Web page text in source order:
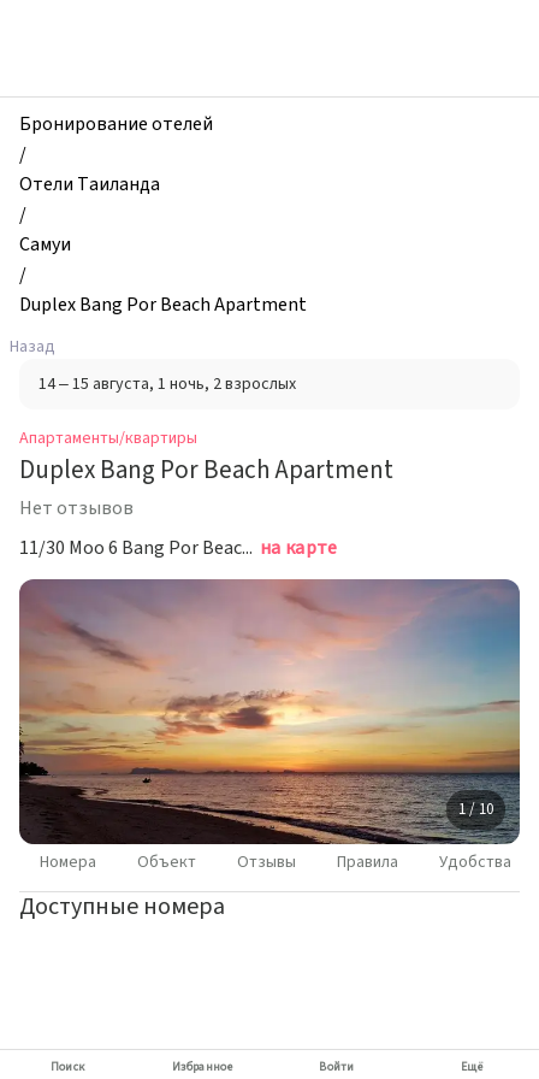
и
квартиры,
Duplex
Bang
Por
Beach
Apartment,
Самуи,
Таиланд
Бронирование отелей
/
Отели Таиланда
/
Самуи
/
Duplex Bang Por Beach Apartment
Назад
14 – 15 августа, 1 ночь, 2 взрослых
Апартаменты/квартиры
Duplex Bang Por Beach Apartment
Нет отзывов
11/30 Moo 6 Bang Por Beach, 84330 Ban Bang Po, Thailand, Самуи на карте
1 / 10
Номера Объект Отзывы Правила Удобства
Доступные номера
Поиск Избранное Войти Ещё